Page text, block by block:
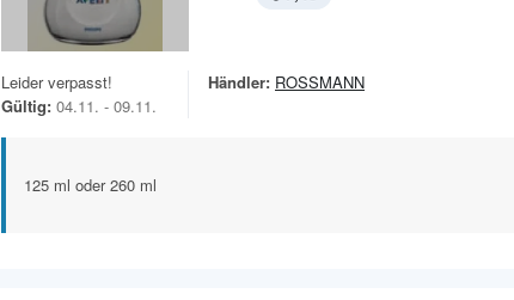
Leider verpasst!
Gültig: 04.11. - 09.11.
Händler: ROSSMANN
125 ml oder 260 ml